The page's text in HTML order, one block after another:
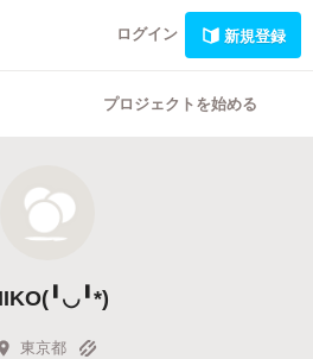
ログイン 新規登録
プロジェクトを始める
東京都